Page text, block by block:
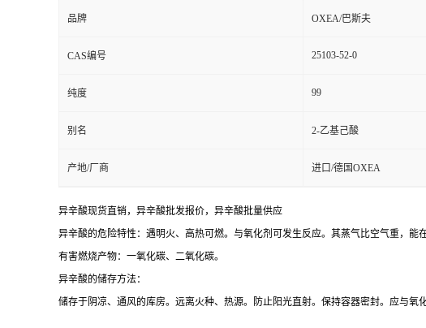
品牌 OXEA/巴斯夫
CAS编号 25103-52-0
纯度 99
别名 2-乙基己酸
产地/厂商 进口/德国OXEA
异辛酸现货直销， 异辛酸批发报价， 异辛酸批量供应
异辛酸的危险特性：遇明火、高热可燃。与氧化剂可发生反应。其蒸气比空气重，
有害燃烧产物：一氧化碳、二氧化碳。
异辛酸的储存方法：
储存于阴凉、通风的库房。远离火种、热源。防止阳光直射。保持容器密封。应与